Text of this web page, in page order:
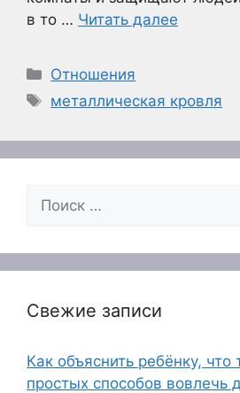
в то … Читать далее
Рубрики
Отношения
Метки
металлическая кровля
Поиск:
Свежие записи
Как объяснить ребёнку, что
простых способов вовлечь